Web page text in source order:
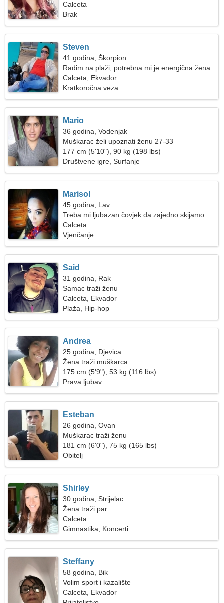
Calceta
Brak
Steven
41 godina, Škorpion
Radim na plaži, potrebna mi je energična žena
Calceta, Ekvador
Kratkoročna veza
Mario
36 godina, Vodenjak
Muškarac želi upoznati ženu 27-33
177 cm (5'10"), 90 kg (198 lbs)
Društvene igre, Surfanje
Marisol
45 godina, Lav
Treba mi ljubazan čovjek da zajedno skijamo
Calceta
Vjenčanje
Said
31 godina, Rak
Samac traži ženu
Calceta, Ekvador
Plaža, Hip-hop
Andrea
25 godina, Djevica
Žena traži muškarca
175 cm (5'9"), 53 kg (116 lbs)
Prava ljubav
Esteban
26 godina, Ovan
Muškarac traži ženu
181 cm (6'0"), 75 kg (165 lbs)
Obitelj
Shirley
30 godina, Strijelac
Žena traži par
Calceta
Gimnastika, Koncerti
Steffany
58 godina, Bik
Volim sport i kazalište
Calceta, Ekvador